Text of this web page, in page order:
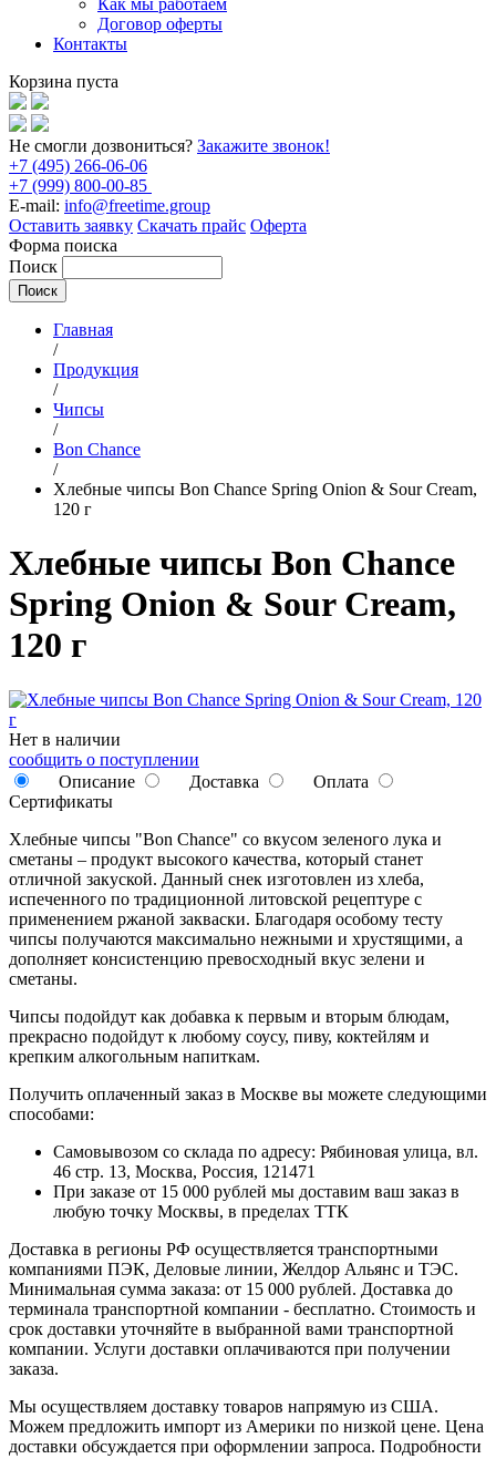
Как мы работаем
Договор оферты
Контакты
Корзина пуста
Не смогли дозвониться? Закажите звонок!
+7 (495) 266-06-06
+7 (999) 800-00-85
E-mail: info@freetime.group
Оставить заявку Скачать прайс Оферта
Форма поиска
Поиск
Главная
/
Продукция
/
Чипсы
/
Bon Chance
/
Хлебные чипсы Bon Chance Spring Onion & Sour Cream,
120 г
Хлебные чипсы Bon Chance
Spring Onion & Sour Cream,
120 г
Нет в наличии
сообщить о поступлении
Описание
Доставка
Оплата
Сертификаты
Хлебные чипсы "Bon Chance" со вкусом зеленого лука и
сметаны – продукт высокого качества, который станет
отличной закуской. Данный снек изготовлен из хлеба,
испеченного по традиционной литовской рецептуре с
применением ржаной закваски. Благодаря особому тесту
чипсы получаются максимально нежными и хрустящими, а
дополняет консистенцию превосходный вкус зелени и
сметаны.
Чипсы подойдут как добавка к первым и вторым блюдам,
прекрасно подойдут к любому соусу, пиву, коктейлям и
крепким алкогольным напиткам.
Получить оплаченный заказ в Москве вы можете следующими
способами:
Самовывозом со склада по адресу: Рябиновая улица, вл.
46 стр. 13, Москва, Россия, 121471
При заказе от 15 000 рублей мы доставим ваш заказ в
любую точку Москвы, в пределах ТТК
Доставка в регионы РФ осуществляется транспортными
компаниями ПЭК, Деловые линии, Желдор Альянс и ТЭС.
Минимальная сумма заказа: от 15 000 рублей. Доставка до
терминала транспортной компании - бесплатно. Стоимость и
срок доставки уточняйте в выбранной вами транспортной
компании. Услуги доставки оплачиваются при получении
заказа.
Мы осуществляем доставку товаров напрямую из США.
Можем предложить импорт из Америки по низкой цене. Цена
доставки обсуждается при оформлении запроса. Подробности